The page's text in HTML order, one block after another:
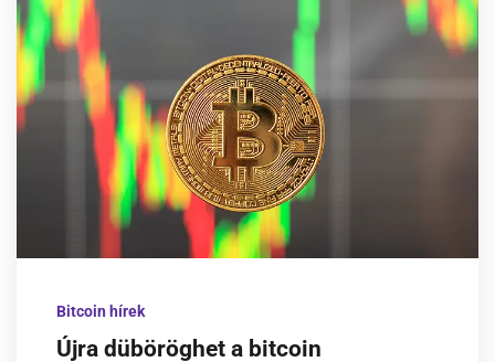
Bitcoin hírek
Újra düböröghet a bitcoin